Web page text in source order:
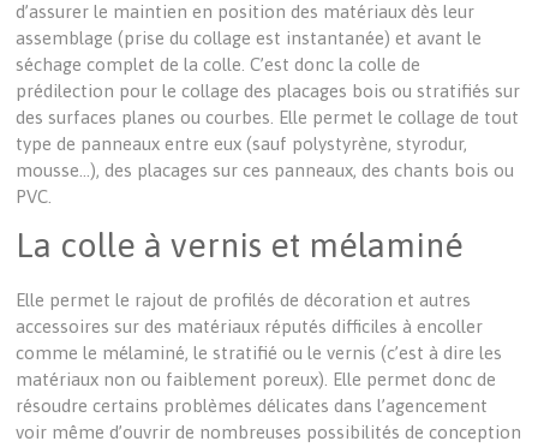
d’assurer le maintien en position des matériaux dès leur
assemblage (prise du collage est instantanée) et avant le
séchage complet de la colle. C’est donc la colle de
prédilection pour le collage des placages bois ou stratifiés sur
des surfaces planes ou courbes. Elle permet le collage de tout
type de panneaux entre eux (sauf polystyrène, styrodur,
mousse…), des placages sur ces panneaux, des chants bois ou
PVC.
La colle à vernis et mélaminé
Elle permet le rajout de profilés de décoration et autres
accessoires sur des matériaux réputés difficiles à encoller
comme le mélaminé, le stratifié ou le vernis (c’est à dire les
matériaux non ou faiblement poreux). Elle permet donc de
résoudre certains problèmes délicates dans l’agencement
voir même d’ouvrir de nombreuses possibilités de conception